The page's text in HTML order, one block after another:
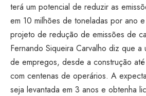
terá um potencial de reduzir as
em 10 milhões de toneladas por ano
projeto de redução de emissões de
Fernando Siqueira Carvalho diz que a
de empregos, desde a construção
com centenas de operários. A
seja levantada em 3 anos e obtenha